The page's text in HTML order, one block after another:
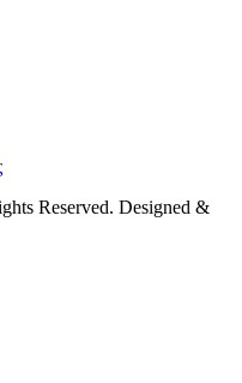
Reserved. Designed &